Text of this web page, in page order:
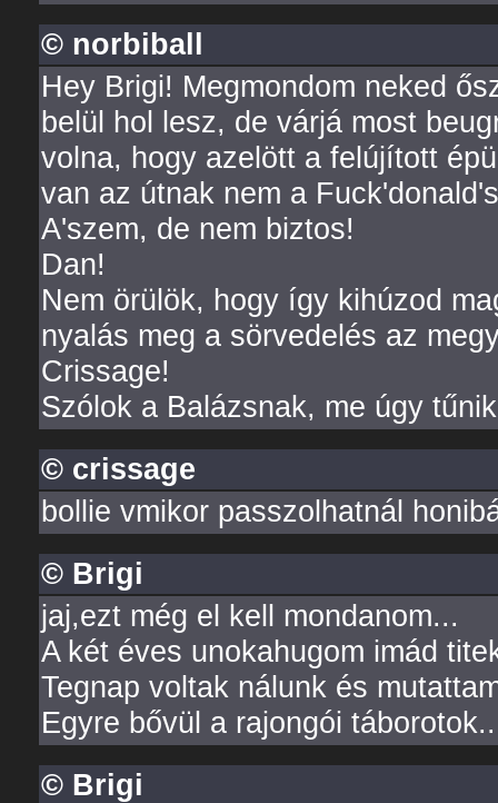
© norbiball
Hey Brigi! Megmondom neked
belül hol lesz, de várjá most
volna, hogy azelött a felújított
van az útnak nem a
A'szem, de nem biztos!
Dan!
Nem örülök, hogy így kihúzod
nyalás meg a sörvedelés az
Crissage!
Szólok a Balázsnak, me úgy
© crissage
bollie vmikor passzolhatnál
© Brigi
jaj,ezt még el kell mondanom...
A két éves unokahugom imád
Tegnap voltak nálunk és
Egyre bővül a rajongói
© Brigi